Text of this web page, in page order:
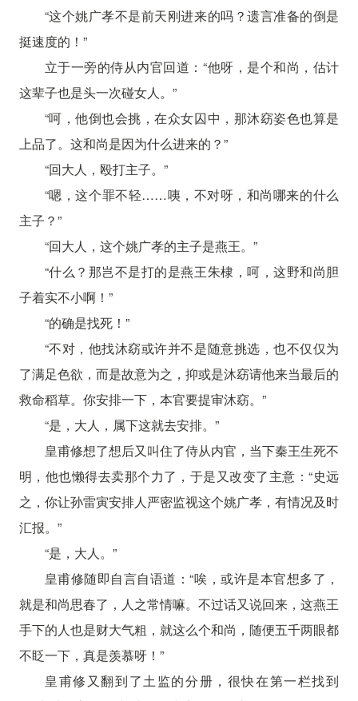
“这个姚广孝不是前天刚进来的吗？遗言准备的倒是
挺速度的！”
立于一旁的侍从内官回道：“他呀，是个和尚，估计
这辈子也是头一次碰女人。”
“呵，他倒也会挑，在众女囚中，那沐窈姿色也算是
上品了。这和尚是因为什么进来的？”
“回大人，殴打主子。”
“嗯，这个罪不轻……咦，不对呀，和尚哪来的什么
主子？”
“回大人，这个姚广孝的主子是燕王。”
“什么？那岂不是打的是燕王朱棣，呵，这野和尚胆
子着实不小啊！”
“的确是找死！”
“不对，他找沐窈或许并不是随意挑选，也不仅仅为
了满足色欲，而是故意为之，抑或是沐窈请他来当最后的
救命稻草。你安排一下，本官要提审沐窈。”
“是，大人，属下这就去安排。”
皇甫修想了想后又叫住了侍从内官，当下秦王生死不
明，他也懒得去卖那个力了，于是又改变了主意：“史远
之，你让孙雷寅安排人严密监视这个姚广孝，有情况及时
汇报。”
“是，大人。”
皇甫修随即自言自语道：“唉，或许是本官想多了，
就是和尚思春了，人之常情嘛。不过话又说回来，这燕王
手下的人也是财大气粗，就这么个和尚，随便五千两眼都
不眨一下，真是羡慕呀！”
皇甫修又翻到了土监的分册，很快在第一栏找到